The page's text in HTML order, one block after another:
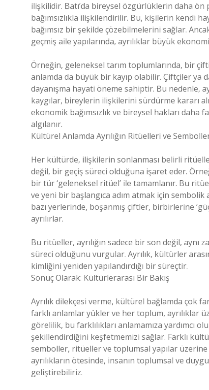
ilişkilidir. Batı’da bireysel özgürlüklerin daha
bağımsızlıkla ilişkilendirilir. Bu, kişilerin kendi
bağımsız bir şekilde çözebilmelerini sağlar.
geçmiş aile yapılarında, ayrılıklar büyük
Örneğin, geleneksel tarım toplumlarında, bir
anlamda da büyük bir kayıp olabilir. Çiftçiler ya
dayanışma hayati öneme sahiptir. Bu nedenle,
kaygılar, bireylerin ilişkilerini sürdürme kararı
ekonomik bağımsızlık ve bireysel hakları
algılanır.
Kültürel Anlamda Ayrılığın Ritüelleri ve
Her kültürde, ilişkilerin sonlanması belirli
değil, bir geçiş süreci olduğuna işaret eder.
bir tür ‘geleneksel ritüel’ ile tamamlanır. Bu
ve yeni bir başlangıca adım atmak için
bazı yerlerinde, boşanmış çiftler, birbirlerine
ayrılırlar.
Bu ritüeller, ayrılığın sadece bir son değil,
süreci olduğunu vurgular. Ayrılık, kültürler
kimliğini yeniden yapılandırdığı bir süreçtir.
Sonuç Olarak: Kültürlerarası Bir Bakış
Ayrılık dilekçesi verme, kültürel bağlamda çok
farklı anlamlar yükler ve her toplum,
görelilik, bu farklılıkları anlamamıza yardımcı
şekillendirdiğini keşfetmemizi sağlar. Farklı
semboller, ritüeller ve toplumsal yapılar
ayrılıkların ötesinde, insanın toplumsal ve
geliştirebiliriz.